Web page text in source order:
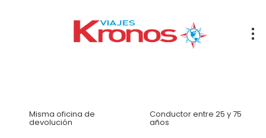
Misma oficina de
devolución
Conductor entre 25 y 75
años